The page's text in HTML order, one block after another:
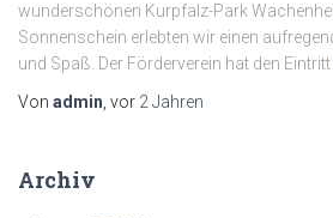
wunderschönen Kurpfalz-Park
Sonnenschein erlebten wir einen
und Spaß. Der Förderverein hat den Eintritt
Von admin , vor 2 Jahren
Archiv